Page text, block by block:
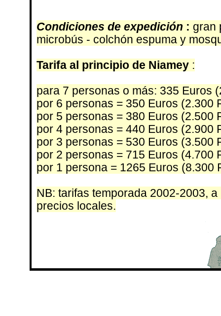
Condiciones de expedición : gran
microbús - colchón espuma y
Tarifa al principio de Niamey :
para 7 personas o más: 335 Euros
por 6 personas = 350 Euros (2.300
por 5 personas = 380 Euros (2.500
por 4 personas = 440 Euros (2.900
por 3 personas = 530 Euros (3.500
por 2 personas = 715 Euros (4.700
por 1 persona = 1265 Euros (8.300
NB: tarifas temporada 2002-2003,
precios locales.